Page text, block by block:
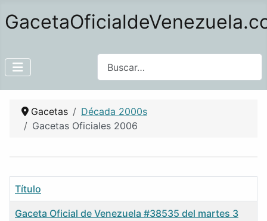
Gacetas
Década 2000s
Gacetas Oficiales 2006
Título
Gaceta Oficial de Venezuela #38535 del martes 3